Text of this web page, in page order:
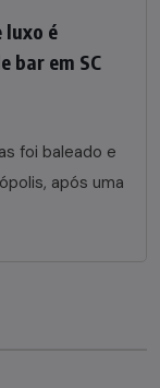
luxo é
bar em SC
foi baleado e
após uma